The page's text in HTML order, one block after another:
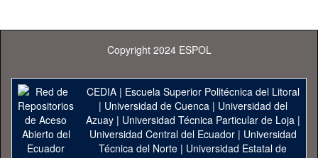
Copyright 2024 ESPOL
CEDIA| Escuela Superior Politécnica del Litoral
| Universidad de Cuenca| Universidad del
Azuay| Universidad Técnica Particular de Loja|
Universidad Central del Ecuador| Universidad
Técnica del Norte | Universidad Estatal de